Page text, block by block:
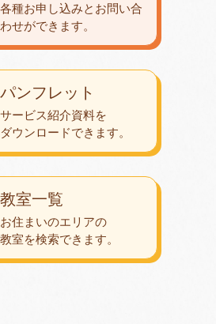
教室一覧
お住まいのエリアの
教室を検索できます。
パンフレット
サービス紹介資料を
ダウンロードできます。
各種お申し込みとお問い合
わせができます。